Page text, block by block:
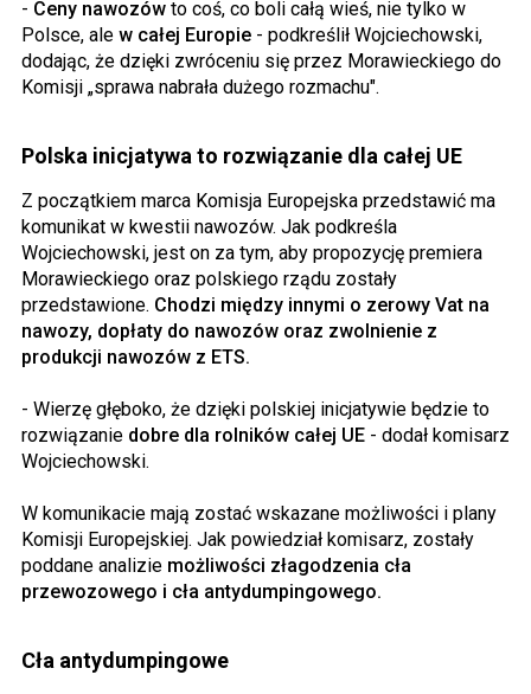
- Ceny nawozów to coś, co boli całą wieś, nie tylko w
Polsce, ale w całej Europie - podkreślił Wojciechowski,
dodając, że dzięki zwróceniu się przez Morawieckiego do
Komisji „sprawa nabrała dużego rozmachu".
Polska inicjatywa to rozwiązanie dla całej UE
Z początkiem marca Komisja Europejska przedstawić ma
komunikat w kwestii nawozów. Jak podkreśla
Wojciechowski, jest on za tym, aby propozycję premiera
Morawieckiego oraz polskiego rządu zostały
przedstawione. Chodzi między innymi o zerowy Vat na
nawozy, dopłaty do nawozów oraz zwolnienie z
produkcji nawozów z ETS.
- Wierzę głęboko, że dzięki polskiej inicjatywie będzie to
rozwiązanie dobre dla rolników całej UE - dodał komisarz
Wojciechowski.
W komunikacie mają zostać wskazane możliwości i plany
Komisji Europejskiej. Jak powiedział komisarz, zostały
poddane analizie możliwości złagodzenia cła
przewozowego i cła antydumpingowego.
Cła antydumpingowe